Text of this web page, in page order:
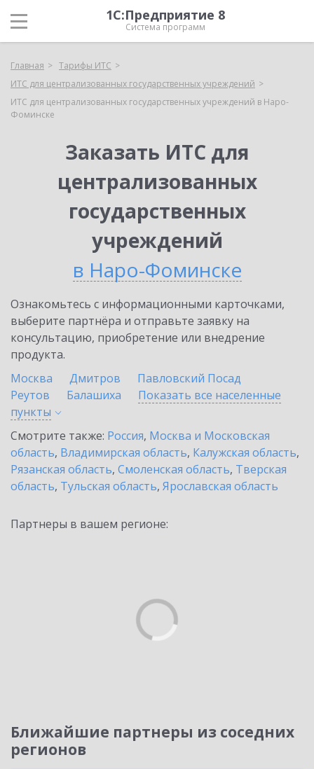
1С:Предприятие 8
Система программ
Главная
Тарифы ИТС
ИТС для централизованных государственных учреждений
ИТС для централизованных государственных учреждений в Наро-
Фоминске
Заказать ИТС для
централизованных
государственных
учреждений
в Наро-Фоминске
Ознакомьтесь с информационными карточками,
выберите партнёра и отправьте заявку на
консультацию, приобретение или внедрение
продукта.
Москва
Дмитров
Павловский Посад
Реутов
Балашиха
Показать все населенные
пункты
Смотрите также: Россия, Москва и Московская
область, Владимирская область, Калужская область,
Рязанская область, Смоленская область, Тверская
область, Тульская область, Ярославская область
Партнеры в вашем регионе:
Ближайшие партнеры из соседних
регионов